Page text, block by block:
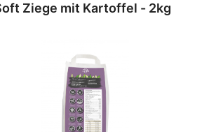
Soft Ziege mit Kartoffel - 2kg